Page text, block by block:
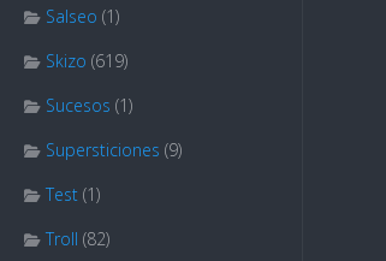
Salseo (1)
Skizo (619)
Sucesos (1)
Supersticiones (9)
Test (1)
Troll (82)